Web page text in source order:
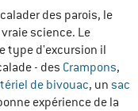
des parois, le
science. Le
type d'excursion il
- des Crampons,
de bivouac, un sac
expérience de la